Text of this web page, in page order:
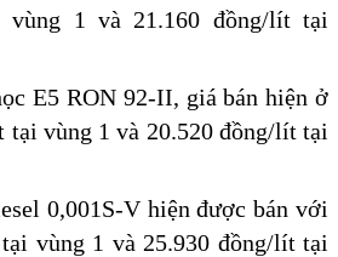
vùng 1 và 21.160 đồng/lít tại
E5 RON 92-II, giá bán hiện ở
tại vùng 1 và 20.520 đồng/lít tại
0,001S-V hiện được bán với
vùng 1 và 25.930 đồng/lít tại